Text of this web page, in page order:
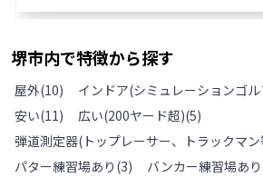
堺市内で特徴から探す
屋外(10) インドア(シミュレーションゴル
安い(11) 広い(200ヤード超)(5)
弾道測定器(トップレーサー、トラックマン
パター練習場あり (3) バンカー練習場あり